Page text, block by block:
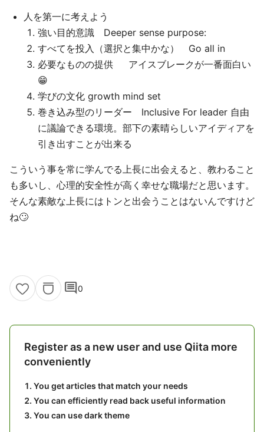
人を第一に考えよう
強い目的意識 Deeper sense purpose:
すべてを投入（選択と集中かな） Go all in
必要なものの提供 アイスブレークが一番面白い
😁
学びの文化 growth mind set
巻き込み型のリーダー Inclusive For leader 自由
に議論できる環境。部下の素晴らしいアイディアを
引き出すことが出来る
こういう事を常に学んでる上長に出会えると、教わること
も多いし、心理的安全性が高く幸せな職場だと思います。
そんな素敵な上長にはトンと出会うことはないんですけど
ね🙄
comment0
Register as a new user and use Qiita more
conveniently
You get articles that match your needs
You can efficiently read back useful information
You can use dark theme